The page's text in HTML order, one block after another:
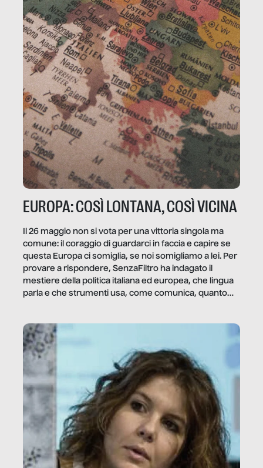
EUROPA: COSÌ LONTANA, COSÌ VICINA
Il 26 maggio non si vota per una vittoria singola ma
comune: il coraggio di guardarci in faccia e capire se
questa Europa ci somiglia, se noi somigliamo a lei. Per
provare a rispondere, SenzaFiltro ha indagato il
mestiere della politica italiana ed europea, che lingua
parla e che strumenti usa, come comunica, quanto